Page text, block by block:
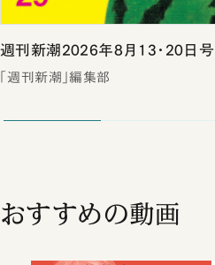
週刊新潮2026年8月13・20日号
「週刊新潮」編集部
おすすめの動画